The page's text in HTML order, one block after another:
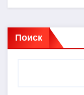
Поиск